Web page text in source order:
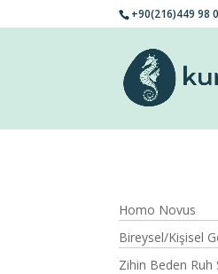
+90(216)449 98
Homo Novus
Bireysel/Kişisel
Zihin Beden Ruh